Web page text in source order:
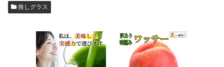
推しグラス